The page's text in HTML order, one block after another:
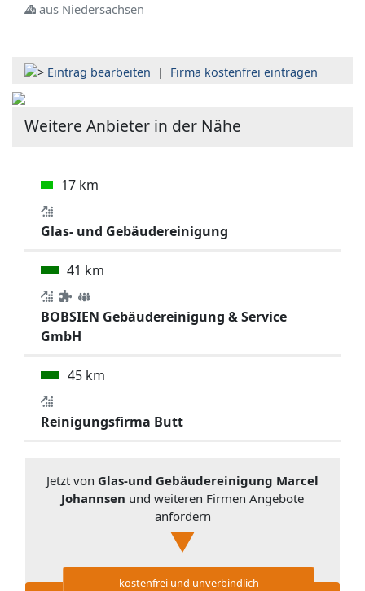
aus Niedersachsen
Eintrag bearbeiten | Firma kostenfrei eintragen
Weitere Anbieter in der Nähe
17 km
Glas- und Gebäudereinigung
41 km
BOBSIEN Gebäudereinigung & Service
GmbH
45 km
Reinigungsfirma Butt
Jetzt von Glas-und Gebäudereinigung Marcel
Johannsen und weiteren Firmen Angebote
anfordern
kostenfrei und unverbindlich